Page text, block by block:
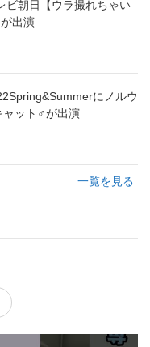
ビ朝日【ウラ撮れちゃい
出演
にノルウ
ャット♂が出演
一覧を見る